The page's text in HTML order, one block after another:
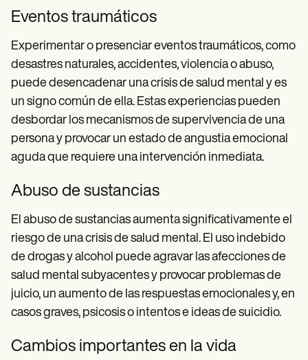
Eventos traumáticos
Experimentar o presenciar eventos traumáticos, como
desastres naturales, accidentes, violencia o abuso,
puede desencadenar una crisis de salud mental y es
un signo común de ella. Estas experiencias pueden
desbordar los mecanismos de supervivencia de una
persona y provocar un estado de angustia emocional
aguda que requiere una intervención inmediata.
Abuso de sustancias
El abuso de sustancias aumenta significativamente el
riesgo de una crisis de salud mental. El uso indebido
de drogas y alcohol puede agravar las afecciones de
salud mental subyacentes y provocar problemas de
juicio, un aumento de las respuestas emocionales y, en
casos graves, psicosis o intentos e ideas de suicidio.
Cambios importantes en la vida